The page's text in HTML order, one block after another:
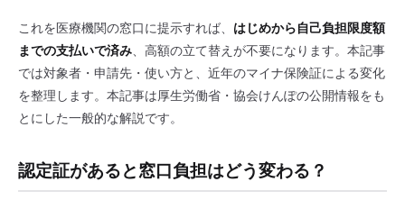
これを医療機関の窓口に提示すれば、 はじめから自己負担限度額
までの支払いで済み、高額の立て替えが不要になります。本記事
では対象者・申請先・使い方と、近年のマイナ保険証による変化
を整理します。本記事は厚生労働省・協会けんぽの公開情報をも
とにした一般的な解説です。
認定証があると窓口負担はどう変わる？